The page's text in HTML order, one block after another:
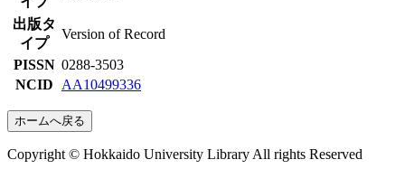
出版タ
イプ
Version of Record
PISSN 0288-3503
NCID
AA10499336
ホームへ戻る
Copyright © Hokkaido University Library All rights Reserved